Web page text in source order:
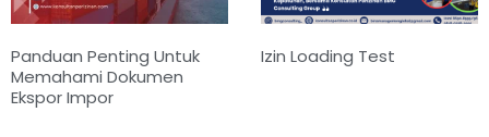
Panduan Penting Untuk
Memahami Dokumen
Ekspor Impor
Izin Loading Test